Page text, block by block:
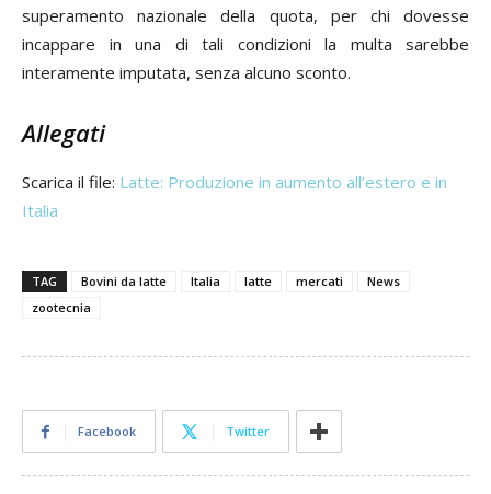
superamento nazionale della quota, per chi dovesse
incappare in una di tali condizioni la multa sarebbe
interamente imputata, senza alcuno sconto.
Allegati
Scarica il file: Latte: Produzione in aumento all’estero e in
Italia
TAG Bovini da latte Italia latte mercati
News
zootecnia
Facebook Twitter